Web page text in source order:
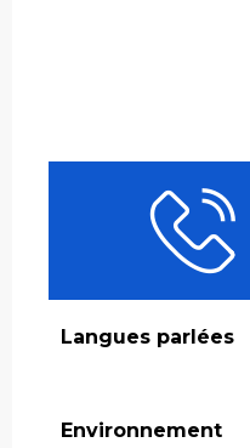
Langues parlées
Langues parlées
Environnement
Environnement